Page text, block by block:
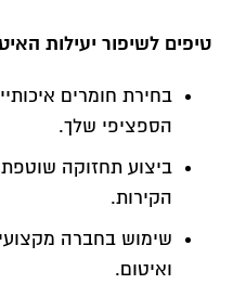
טיפים לשיפור יעילות
בחירת חומרים
הספציפי שלך.
ביצוע תחזוקה
הקירות.
שימוש בחברה
ואיטום.